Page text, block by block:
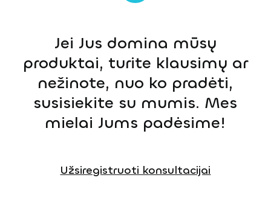
Jei Jus domina mūsų
produktai, turite klausimų ar
nežinote, nuo ko pradėti,
susisiekite su mumis. Mes
mielai Jums padėsime!
Užsiregistruoti konsultacijai